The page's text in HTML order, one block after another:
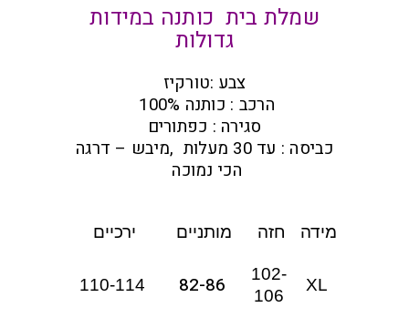
שמלת בית כותנה במידות
גדולות
צבע :טורקיז
הרכב : כותנה 100%
סגירה : כפתורים
כביסה : עד 30 מעלות ,מיבש – דרגה
הכי נמוכה
מידה חזה מותניים ירכיים
XL
102-
106
82-86
110-114